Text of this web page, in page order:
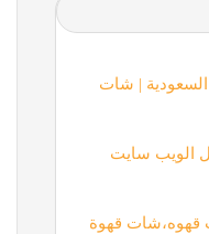
| شات
الويب سايت
قهوه،شات قهوة